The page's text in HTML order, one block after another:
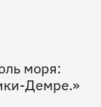
моря:
Демре.»
высоты